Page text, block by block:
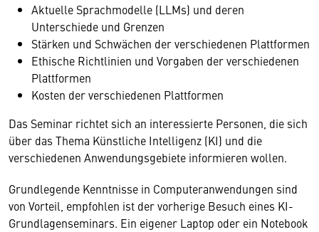
Aktuelle Sprachmodelle (LLMs) und deren
Unterschiede und Grenzen
Stärken und Schwächen der verschiedenen Plattformen
Ethische Richtlinien und Vorgaben der verschiedenen
Plattformen
Kosten der verschiedenen Plattformen
Das Seminar richtet sich an interessierte Personen, die sich
über das Thema Künstliche Intelligenz (KI) und die
verschiedenen Anwendungsgebiete informieren wollen.
Grundlegende Kenntnisse in Computeranwendungen sind
von Vorteil, empfohlen ist der vorherige Besuch eines KI-
Grundlagenseminars. Ein eigener Laptop oder ein Notebook